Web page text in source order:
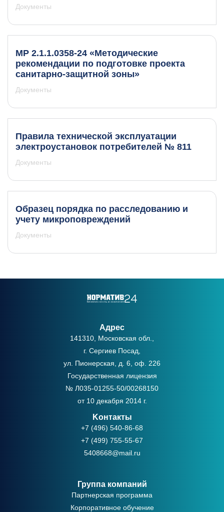
Документы
МР 2.1.1.0358-24 «Методические
рекомендации по подготовке проекта
санитарно-защитной зоны»
Документы
Правила технической эксплуатации
электроустановок потребителей № 811
Документы
Образец порядка по расследованию и
учету микроповреждений
Документы
Адрес
141310, Московская обл.,
г. Сергиев Посад,
ул. Пионерская, д. 6, оф. 226
Государственная лицензия
№ Л035-01255-50/00268150
от 10 декабря 2014 г.
Kонтакты
+7 (496) 540-86-68
+7 (499) 755-55-67
5408668@mail.ru
Группа компаний
Партнерская программа
Корпоративное обучение